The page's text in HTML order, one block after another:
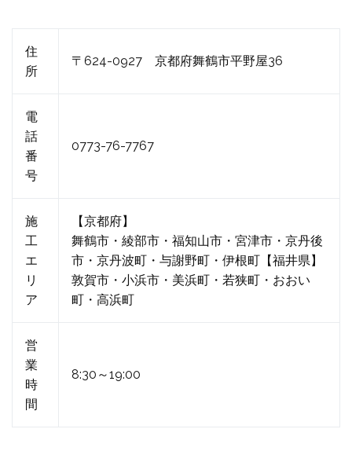
住
所
〒624-0927 京都府舞鶴市平野屋36
電
話
番
号
0773-76-7767
施
工
エ
リ
ア
【京都府】
舞鶴市・綾部市・福知山市・宮津市・京丹後
市・京丹波町・与謝野町・伊根町【福井県】
敦賀市・小浜市・美浜町・若狭町・おおい
町・高浜町
営
業
時
間
8:30～19:00